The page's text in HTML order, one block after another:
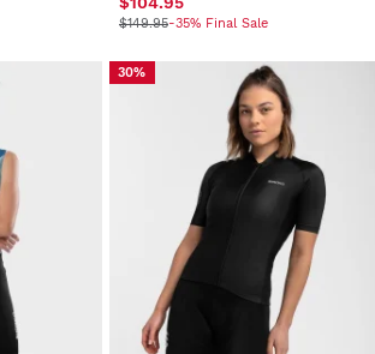
$149.95-35% Final Sale
30%